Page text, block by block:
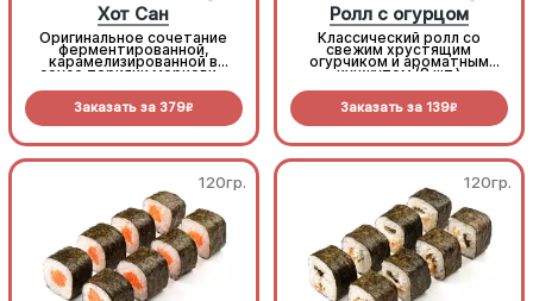
Хот Сан
Оригинальное сочетание
ферментированной,
карамелизированной в
соусе терияки моркови -
золотистой корочкой. Соус
как весеннее солнце (8шт.)
Заказать за 379R
Ролл с огурцом
Классический ролл со
свежим хрустящим
огурчиком и ароматным
кунжутом (8 шт.)
Заказать за 139R
120гр. 120гр.